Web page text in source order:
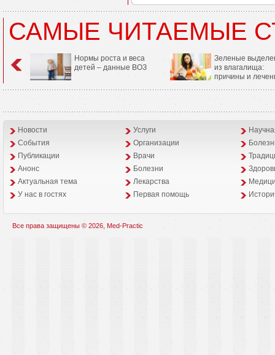
САМЫЕ ЧИТАЕМЫЕ
Нормы роста и веса
детей – данные ВОЗ
Зеленые
из влагалища:
причины и
Новости Услуги
События
Организации
Публикации
Врачи
Анонс
Болезни
Aктуальная тема
Лекарства
У нас в гостях
Первая помощь
Все права защищены © 2026, Med-Practic